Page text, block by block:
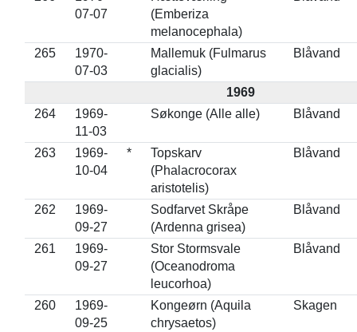
07-07
(Emberiza
melanocephala)
265
1970-
07-03
Mallemuk (Fulmarus
glacialis)
Blåvand
1969
264
1969-
11-03
Søkonge (Alle alle) Blåvand
263
1969-
10-04
*
Topskarv
(Phalacrocorax
aristotelis)
Blåvand
262
1969-
09-27
Sodfarvet Skråpe
(Ardenna grisea)
Blåvand
261
1969-
09-27
Stor Stormsvale
(Oceanodroma
leucorhoa)
Blåvand
260
1969-
09-25
Kongeørn (Aquila
chrysaetos)
Skagen